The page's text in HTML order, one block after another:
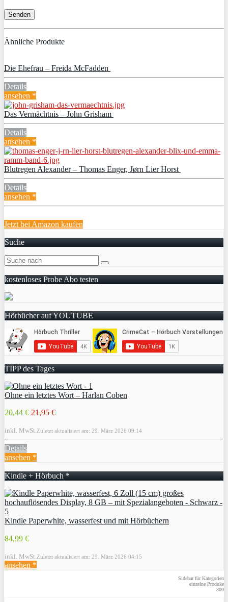
Ähnliche Produkte
Die Ehefrau – Freida McFadden
Details
ansehen *
Das Vermächtnis – John Grisham
Details
ansehen *
Blutregen Alexander – Thomas Enger, Jørn Lier Horst
Details
ansehen *
Jetzt bei Amazon kaufen
Suche
kostenloses Probe Abo testen
Hörbücher auf YOUTUBE
TIPP des Tages
Ohne ein letztes Wort – Harlan Coben
20,44 € 21,95 €
inkl. MwSt. Zuletzt aktualisiert am: 29. März 2026 09:14
Details
ansehen *
Kindle + Hörbuch *
Kindle Paperwhite, wasserfest und mit Hörbüchern
84,99 €
inkl. MwSt. Zuletzt aktualisiert am: 29. März 2026 04:15
ansehen *
Sidebar für Kategorien
einzelne Produke
300